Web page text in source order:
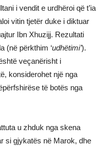
i vendit e urdhëroi që t’ia
vitin tjetër duke i diktuar
Ibn Xhuzijj. Rezultati
(në përkthim ‘udhëtimi’).
veçanërisht i
konsiderohet një nga
të botës nga
u zhduk nga skena
si gjykatës në Marok, dhe